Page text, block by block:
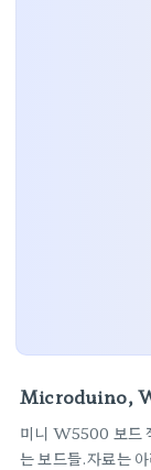
Microduino,
미니 W5500 보드
는 보드들.자료는